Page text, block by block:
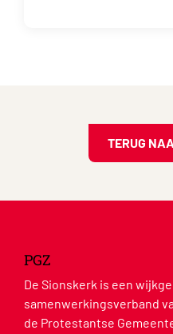
TERUG
PGZ
De Sionskerk is een
samenwerkingsverband
de Protestantse